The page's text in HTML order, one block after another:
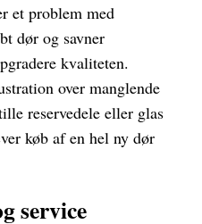
et problem med
dør og savner
kvaliteten.
over manglende
reservedele eller glas
køb af en hel ny dør
service